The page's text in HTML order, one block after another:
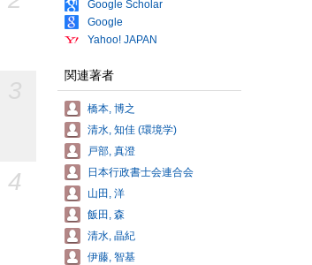
4
Google Scholar
Google
Yahoo! JAPAN
関連著者
橋本, 博之
清水, 知佳 (環境学)
戸部, 真澄
日本行政書士会連合会
山田, 洋
飯田, 森
清水, 晶紀
伊藤, 智基